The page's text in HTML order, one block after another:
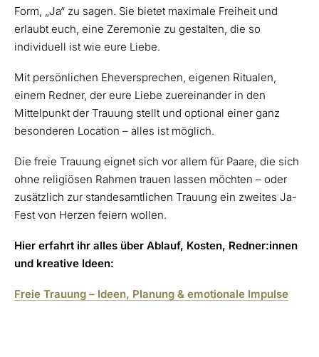
Form, „Ja“ zu sagen. Sie bietet maximale Freiheit und
erlaubt euch, eine Zeremonie zu gestalten, die so
individuell ist wie eure Liebe.
Mit persönlichen Eheversprechen, eigenen Ritualen,
einem Redner, der eure Liebe zuereinander in den
Mittelpunkt der Trauung stellt und optional einer ganz
besonderen Location – alles ist möglich.
Die freie Trauung eignet sich vor allem für Paare, die sich
ohne religiösen Rahmen trauen lassen möchten – oder
zusätzlich zur standesamtlichen Trauung ein zweites Ja-
Fest von Herzen feiern wollen.
Hier erfahrt ihr alles über Ablauf, Kosten, Redner:innen
und kreative Ideen:
Freie Trauung – Ideen, Planung & emotionale Impulse